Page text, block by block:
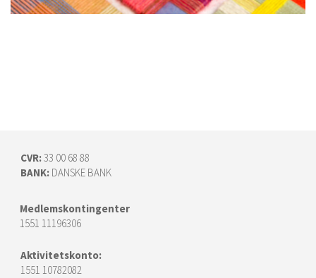
CVR:33 00 68 88
BANK: DANSKE BANK
Medlemskontingenter
1551 11196306
Aktivitetskonto:
1551 10782082